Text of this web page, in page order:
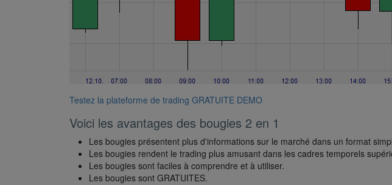
Testez la plateforme de trading GRATUITE DEMO
Voici les avantages des bougies 2 en 1
Les bougies présentent plus d'informations sur le marché dans un format
Les bougies rendent le trading plus amusant dans les cadres temporels
Les bougies sont faciles à comprendre et à utiliser.
Les bougies sont GRATUITES.